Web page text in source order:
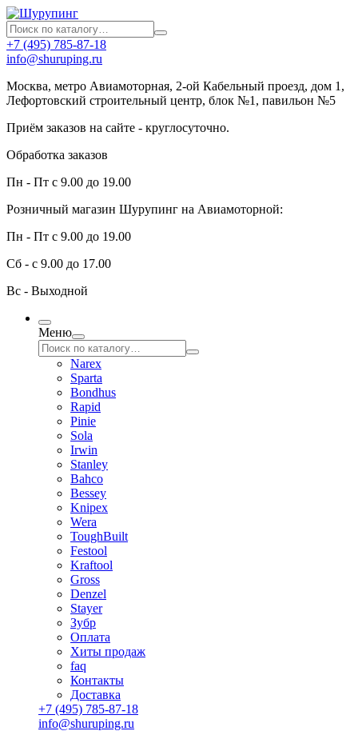
+7 (495) 785-87-18
info@shuruping.ru
Москва, метро Авиамоторная, 2-ой Кабельный проезд, дом 1,
Лефортовский строительный центр, блок №1, павильон №5
Приём заказов на сайте - круглосуточно.
Обработка заказов
Пн - Пт с 9.00 до 19.00
Розничный магазин Шурупинг на Авиамоторной:
Пн - Пт с 9.00 до 19.00
Сб - с 9.00 до 17.00
Вс - Выходной
Меню
Narex
Sparta
Bondhus
Rapid
Pinie
Sola
Irwin
Stanley
Bahco
Bessey
Knipex
Wera
ToughBuilt
Festool
Kraftool
Gross
Denzel
Stayer
Зубр
Оплата
Хиты продаж
faq
Контакты
Доставка
+7 (495) 785-87-18
info@shuruping.ru